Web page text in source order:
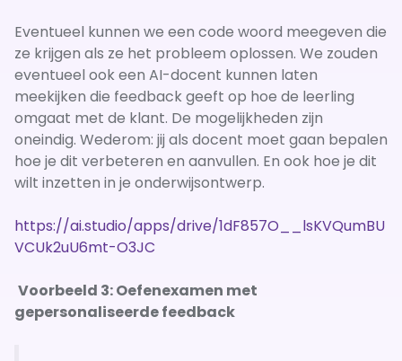
Eventueel kunnen we een code woord meegeven die
ze krijgen als ze het probleem oplossen. We zouden
eventueel ook een AI-docent kunnen laten
meekijken die feedback geeft op hoe de leerling
omgaat met de klant. De mogelijkheden zijn
oneindig. Wederom: jij als docent moet gaan bepalen
hoe je dit verbeteren en aanvullen. En ook hoe je dit
wilt inzetten in je onderwijsontwerp.
https://ai.studio/apps/drive/1dF857O__lsKVQumBU
VCUk2uU6mt-O3JC
Voorbeeld 3: Oefenexamen met
gepersonaliseerde feedback